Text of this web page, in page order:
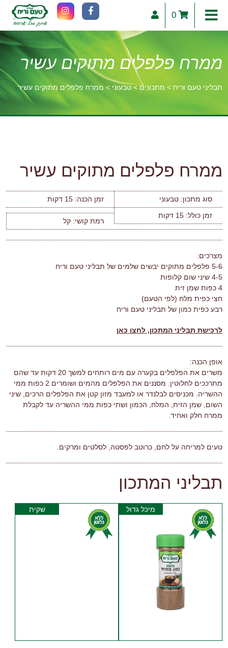
0
ממרח פלפלים מתוקים עשיר
תבליני טעם וריח > מתכונים>טבעוני > ממרח פלפלים מתוקים עשיר
ממרח פלפלים מתוקים עשיר
סוג מתכון: טבעוני זמן הכנה: 15 דקות
זמן כולל: 15 דקות
רמת קושי: קל
מצרכים:
5-6 פלפלים מתוקים יבשים שלמים של תבליני טעם וריח
4-5 שיני שום
קלופות
4 כפות שמן זית
חצי כפית מלח (לפי הטעם)
רבע כפית כמון של תבליני טעם וריח
לרכישת תבליני המתכון, לחצו כאן
אופן הכנה:
משרים את הפלפלים בקערה עם מים רותחים למשך 20 דקות עד שהם
מתרככים לחלוטין. מסננים את הפלפלים מהמים ושומרים 2 כפות ממי
ההשריה. מכניסים לבלנדר או למעבד מזון קטן את הפלפלים הרכים, שיני
השום, שמן הזית, המלח, הכמון ושתי כפות ממי ההשריה עד לקבלת
ממרח חלק ואחיד.
טעים למריחה על לחם, כרוטב לפסטה, לסלטים ומרקים.
תבליני המתכון
מיכל גדול שקית